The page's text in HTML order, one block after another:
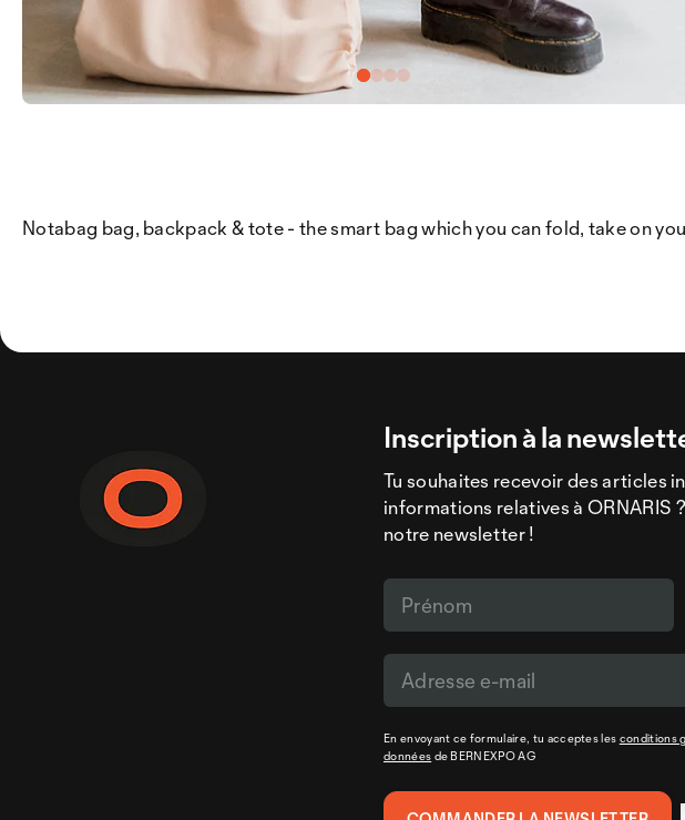
Notabag bag, backpack & tote - the smart bag which you can fold, take on
Inscription à la
Tu souhaites recevoir des articles
informations relatives à ORNARIS
notre newsletter !
En envoyant ce formulaire, tu acceptes les conditions
données de BERNEXPO AG